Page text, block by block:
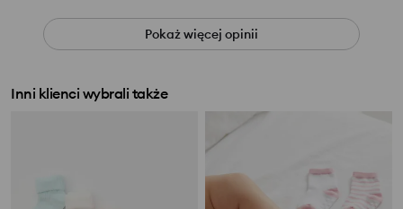
Pokaż więcej opinii
Inni klienci wybrali także